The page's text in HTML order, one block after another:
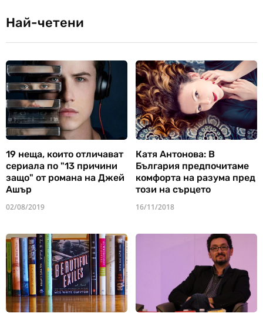
Най-четени
19 неща, които отличават
сериала по "13 причини
защо" от романа на Джей
Ашър
02/08/2019
Катя Антонова: В
България предпочитаме
комфорта на разума пред
този на сърцето
16/11/2018